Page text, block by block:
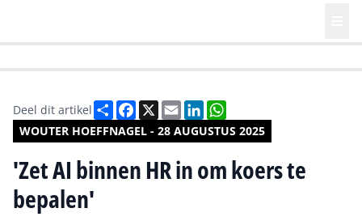
WOUTER HOEFFNAGEL - 28 AUGUSTUS 2025
Deel dit artikel DeelFacebook
X EmailLinkedIn
'Zet AI binnen HR in om koers te
bepalen'